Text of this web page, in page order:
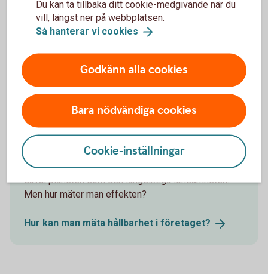
Chef för Group Sustainability
Andra läser också
Hur mäter man företagets
hållbarhetsarbete?
Att låta hållbarhet genomsyra bolaget är en vinst för
såväl planeten som den långsiktiga lönsamheten.
Men hur mäter man effekten?
Hur kan man mäta hållbarhet i företaget?
Du kan ta tillbaka ditt cookie-medgivande när du
vill, längst ner på webbplatsen.
Så hanterar vi cookies
Godkänn alla cookies
Bara nödvändiga cookies
Cookie-inställningar